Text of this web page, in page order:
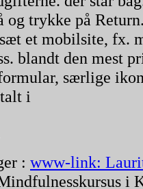
og trykke på
et mobilsite,
blandt den mest
særlige
i
: www-link:
i